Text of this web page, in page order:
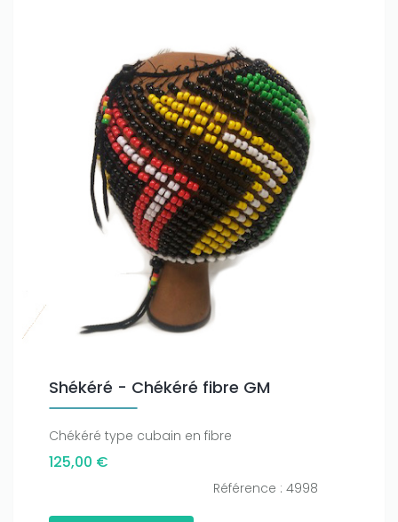
Shékéré - Chékéré fibre GM
Chékéré type cubain en fibre
125,00 €
Référence : 4998